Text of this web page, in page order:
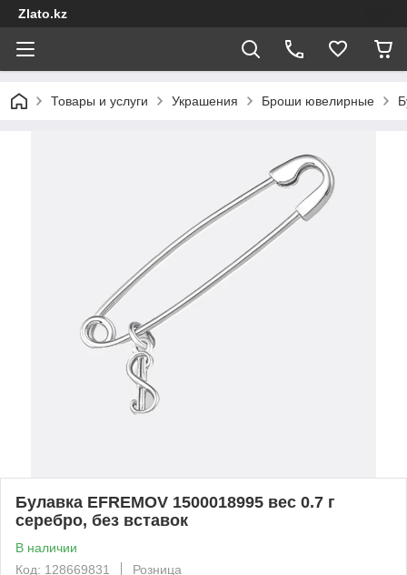
Zlato.kz
Товары и услуги Украшения Броши ювелирные
Булавка EFREMOV 1500018995 вес 0.7 г
серебро, без вставок
В наличии
Код: 128669831
Розница